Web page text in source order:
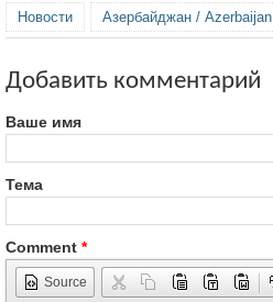
Новости Азербайджан / Azerbaijan
Добавить комментарий
Ваше имя
Тема
Comment *
Source